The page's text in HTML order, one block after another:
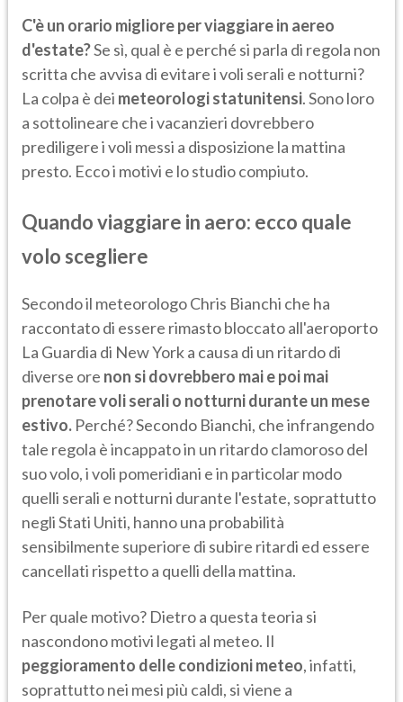
C'è un orario migliore per viaggiare in aereo
d'estate?Se sì, qual è e perché si parla di regola non
scritta che avvisa di evitare i voli serali e notturni?
La colpa è dei meteorologi statunitensi. Sono loro
a sottolineare che i vacanzieri dovrebbero
prediligere i voli messi a disposizione la mattina
presto. Ecco i motivi e lo studio compiuto.
Quando viaggiare in aero: ecco quale
volo scegliere
Secondo il meteorologo Chris Bianchi che ha
raccontato di essere rimasto bloccato all'aeroporto
La Guardia di New York a causa di un ritardo di
diverse ore non si dovrebbero mai e poi mai
prenotare voli serali o notturni durante un mese
estivo. Perché? Secondo Bianchi, che infrangendo
tale regola è incappato in un ritardo clamoroso del
suo volo, i voli pomeridiani e in particolar modo
quelli serali e notturni durante l'estate, soprattutto
negli Stati Uniti, hanno una probabilità
sensibilmente superiore di subire ritardi ed essere
cancellati rispetto a quelli della mattina.
Per quale motivo? Dietro a questa teoria si
nascondono motivi legati al meteo. Il
peggioramento delle condizioni meteo, infatti,
soprattutto nei mesi più caldi, si viene a